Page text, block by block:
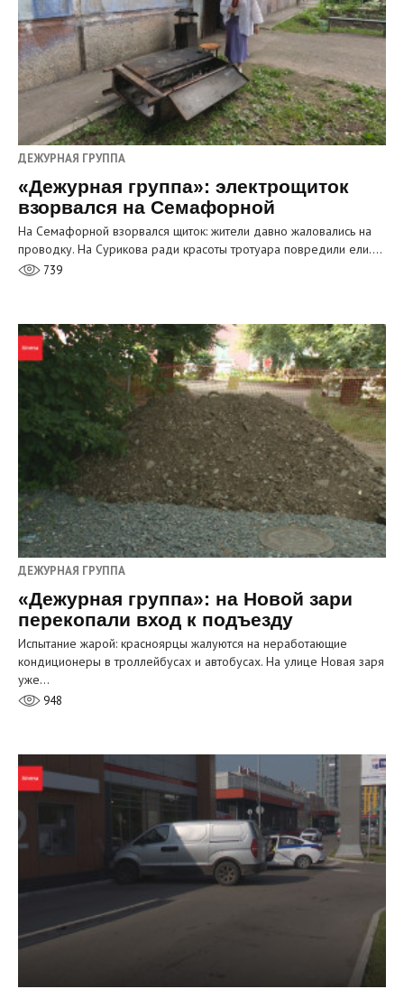
ДЕЖУРНАЯ ГРУППА
«Дежурная группа»: электрощиток
взорвался на Семафорной
На Семафорной взорвался щиток: жители давно жаловались на
проводку. На Сурикова ради красоты тротуара повредили ели.…
739
ДЕЖУРНАЯ ГРУППА
«Дежурная группа»: на Новой зари
перекопали вход к подъезду
Испытание жарой: красноярцы жалуются на неработающие
кондиционеры в троллейбусах и автобусах. На улице Новая заря
уже…
948